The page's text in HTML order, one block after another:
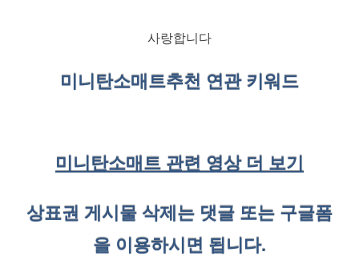
사랑합니다
미니탄소매트추천 연관 키워드
미니탄소매트 관련 영상 더 보기
상표권 게시물 삭제는 댓글 또는 구글폼
을 이용하시면 됩니다.